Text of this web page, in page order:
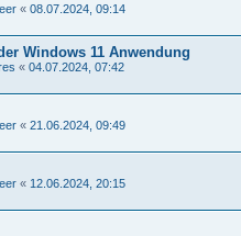
« 08.07.2024, 09:14
Windows 11 Anwendung
« 04.07.2024, 07:42
« 21.06.2024, 09:49
« 12.06.2024, 20:15